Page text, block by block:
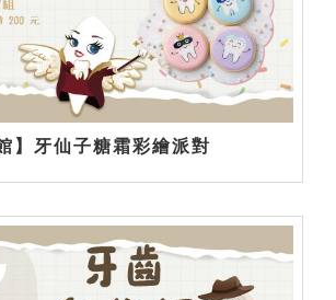
】牙仙子糖霜彩繪派對